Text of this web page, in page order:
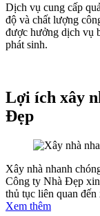
Dịch vụ cung cấp
độ và chất lượng
được hưởng dịch vụ
phát sinh.
Lợi ích xây
Đẹp
Xây nhà nhanh
Công ty Nhà Đẹp
thủ tục liên quan
Xem thêm